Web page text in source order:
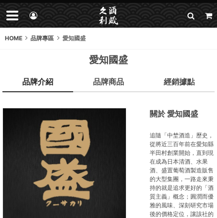
HOME 品牌專區 愛知國盛
愛知國盛
品牌介紹 品牌商品 經銷據點
關於 愛知國盛
追隨「中埜酒造」歷史，
從將近三百年前在愛知縣
半田村創業開始，直到現
在成為日本清酒、水果
酒、盛置葡萄酒製造販售
的大型集團，一路走來秉
持的就是追求更好的「酒
質主義」概念；圓潤而優
雅的風味、深刻研究市場
後的價格定位，讓該社的